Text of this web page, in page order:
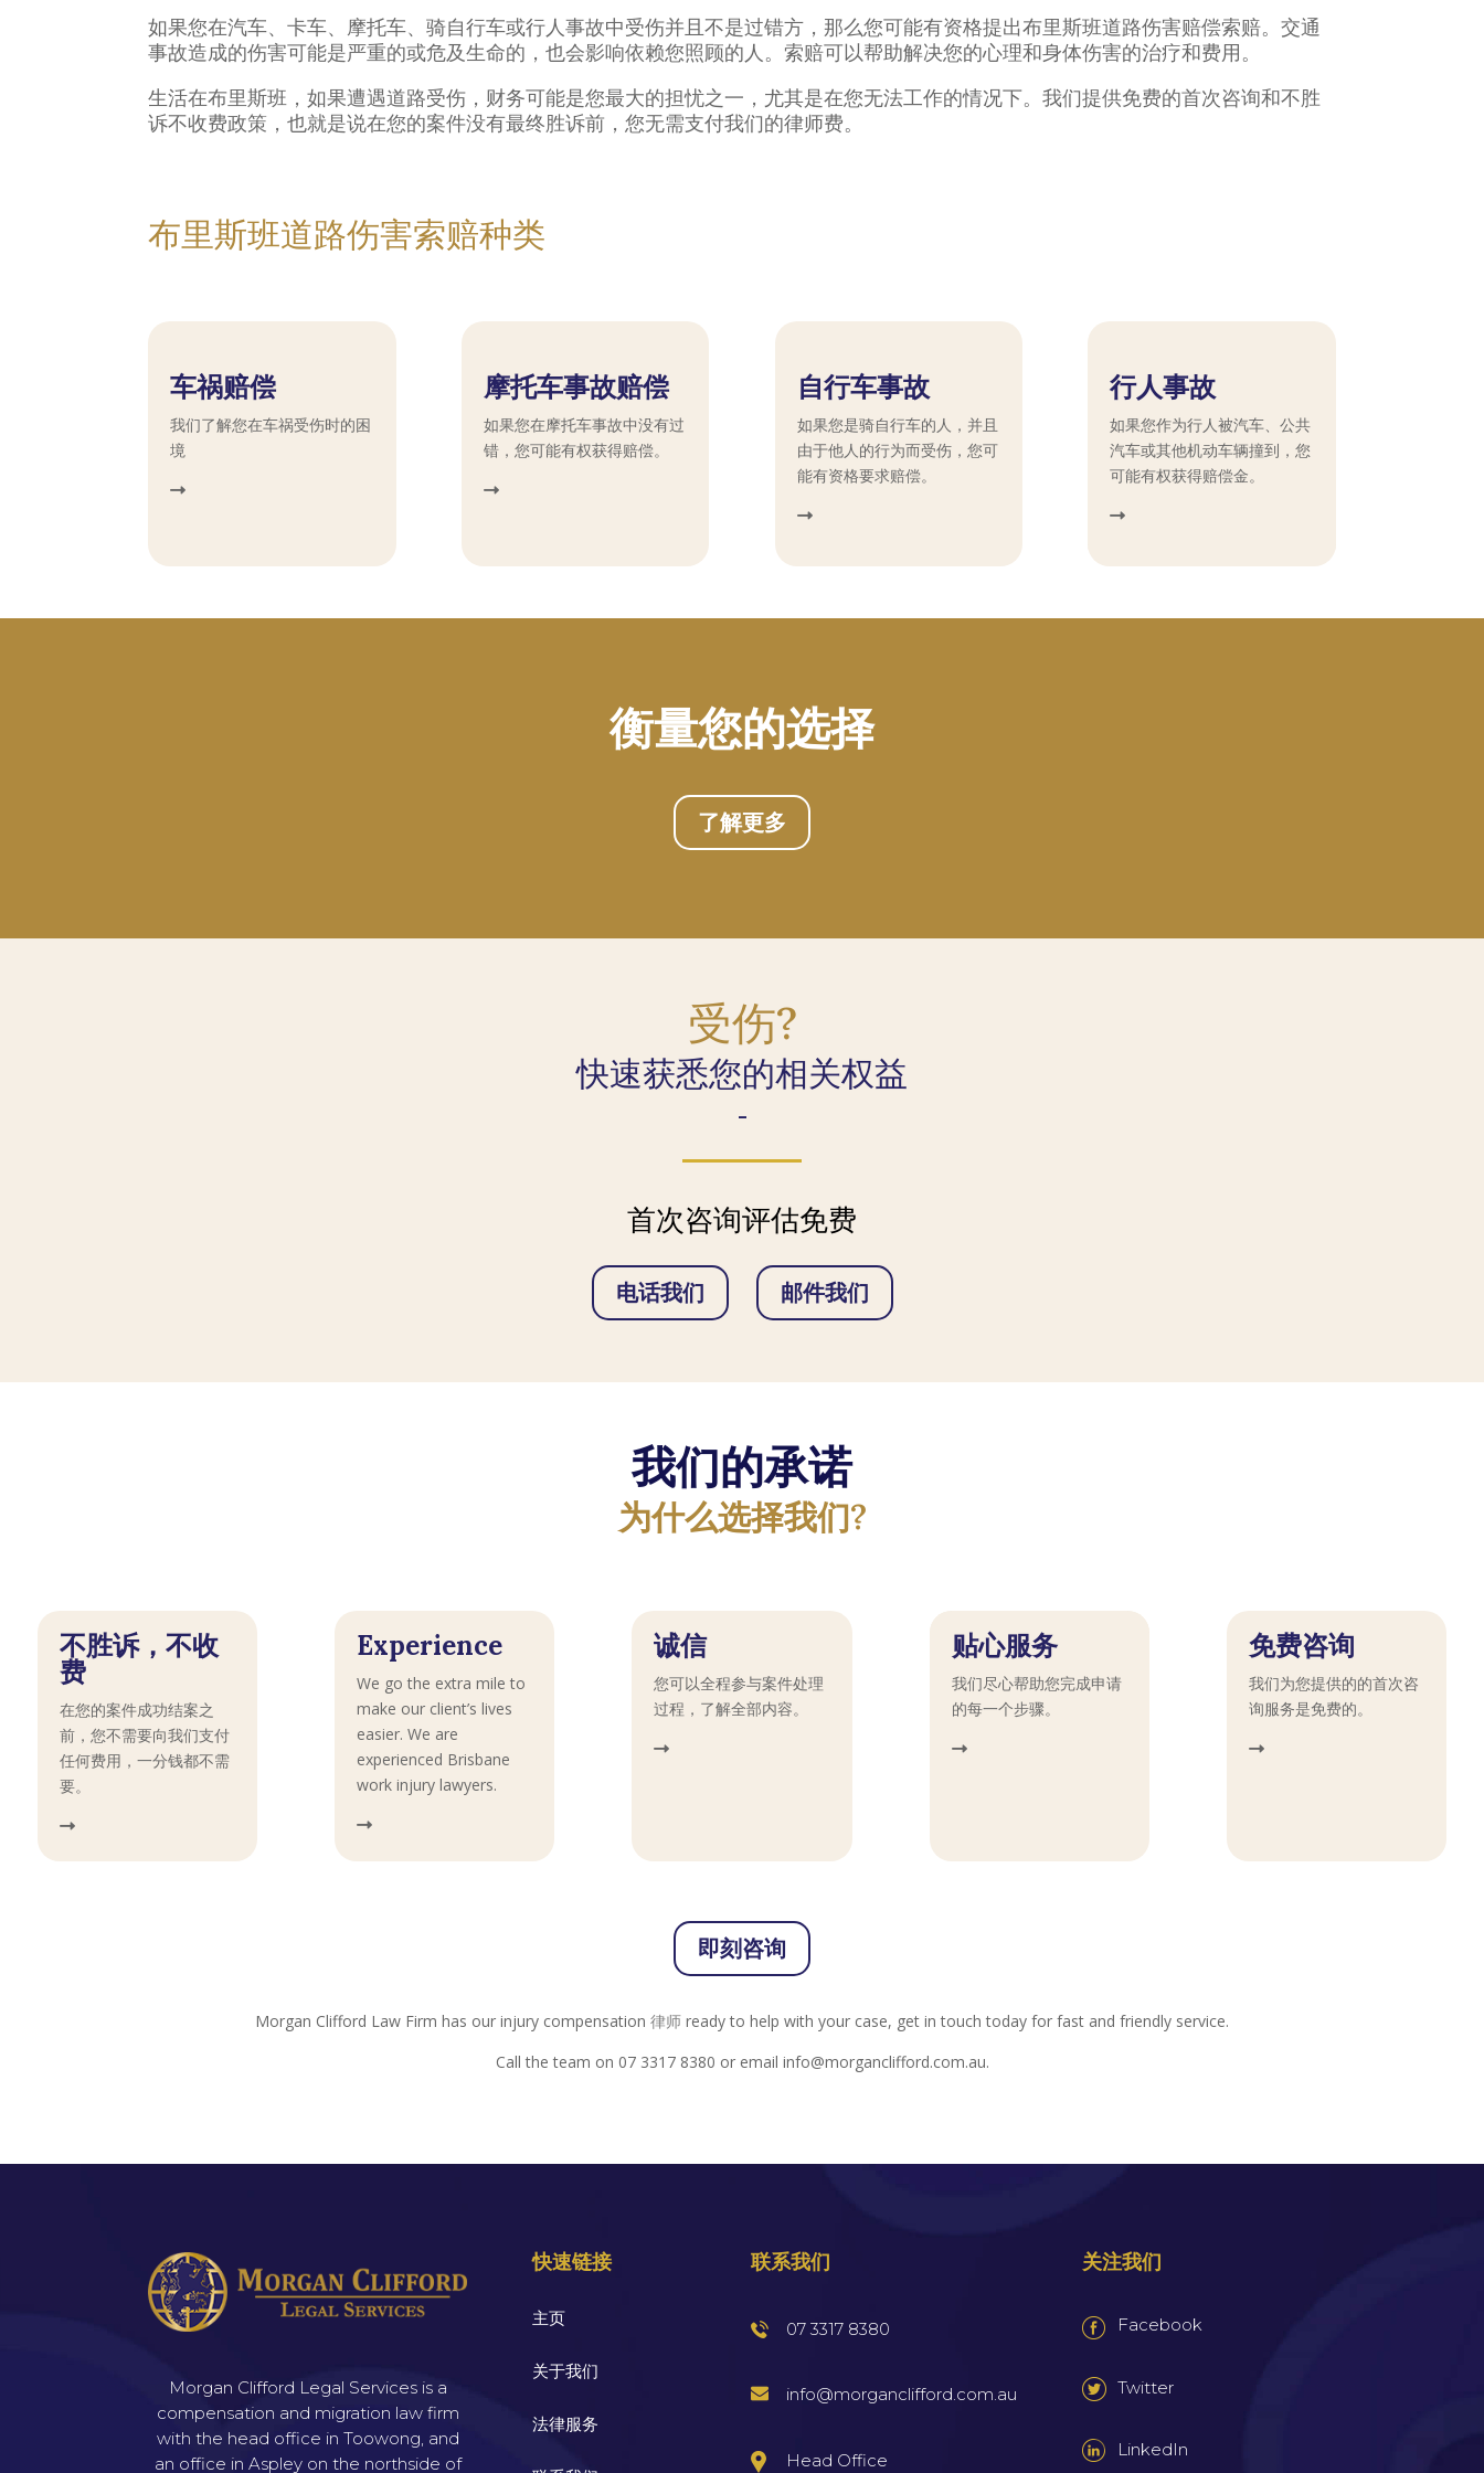
如果您在汽车、卡车、摩托车、骑自行车或行人事故中受伤并且不是过错方，那么您可能有资格提出布里斯班道路伤害赔偿索赔。交通
事故造成的伤害可能是严重的或危及生命的，也会影响依赖您照顾的人。索赔可以帮助解决您的心理和身体伤害的治疗和费用。
生活在布里斯班，如果遭遇道路受伤，财务可能是您最大的担忧之一，尤其是在您无法工作的情况下。我们提供免费的首次咨询和不胜
诉不收费政策，也就是说在您的案件没有最终胜诉前，您无需支付我们的律师费。
布里斯班道路伤害索赔种类
车祸赔偿
我们了解您在车祸受伤时的困
境
摩托车事故赔偿
如果您在摩托车事故中没有过
错，您可能有权获得赔偿。
自行车事故
如果您是骑自行车的人，并且
由于他人的行为而受伤，您可
能有资格要求赔偿。
行人事故
如果您作为行人被汽车、公共
汽车或其他机动车辆撞到，您
可能有权获得赔偿金。
衡量您的选择
了解更多
受伤?
快速获悉您的相关权益
-
首次咨询评估免费
电话我们 邮件我们
我们的承诺
为什么选择我们?
不胜诉，不收
费
在您的案件成功结案之
前，您不需要向我们支付
任何费用，一分钱都不需
要。
Experience
We go the extra mile to
make our client’s lives
easier. We are
experienced Brisbane
work injury lawyers.
诚信
您可以全程参与案件处理
过程，了解全部内容。
贴心服务
我们尽心帮助您完成申请
的每一个步骤。
免费咨询
我们为您提供的的首次咨
询服务是免费的。
即刻咨询
Morgan Clifford Law Firm has our injury compensation 律师 ready to help with your case, get in touch today for fast and friendly service.
Call the team on 07 3317 8380 or email info@morganclifford.com.au.
Morgan Clifford Legal Services is a
compensation and migration law firm
with the head office in Toowong, and
an office in Aspley on the northside of
快速链接
主页
关于我们
法律服务
联系我们
07 3317 8380
info@morganclifford.com.au
Head Office
关注我们
Facebook
Twitter
LinkedIn